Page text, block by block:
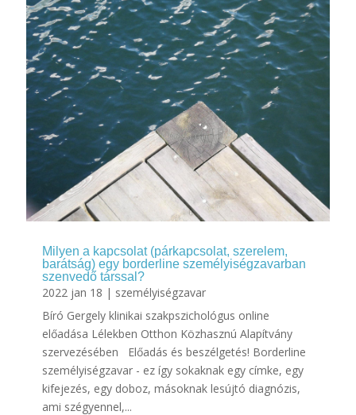
Milyen a kapcsolat (párkapcsolat, szerelem,
barátság) egy borderline személyiségzavarban
szenvedő társsal?
2022 jan 18 | személyiségzavar
Bíró Gergely klinikai szakpszichológus online
előadása Lélekben Otthon Közhasznú Alapítvány
szervezésében Előadás és beszélgetés! Borderline
személyiségzavar - ez így sokaknak egy címke, egy
kifejezés, egy doboz, másoknak lesújtó diagnózis,
ami szégyennel,...